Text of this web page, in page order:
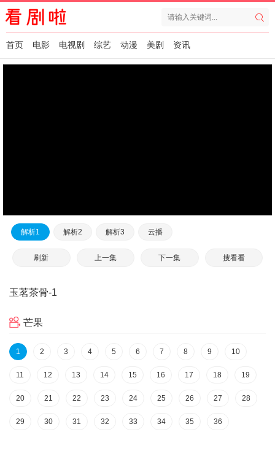
首页 电影 电视剧 综艺 动漫 美剧 资讯
解析1 解析2 解析3 云播
刷新 上一集 下一集 搜看看
玉茗茶骨-1
芒果
1 2 3 4 5 6 7 8 9 10
11 12 13 14 15 16 17 18 19
20 21 22 23 24 25 26 27 28
29 30 31 32 33 34 35 36